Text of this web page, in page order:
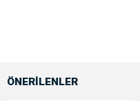
ÖNERİLENLER